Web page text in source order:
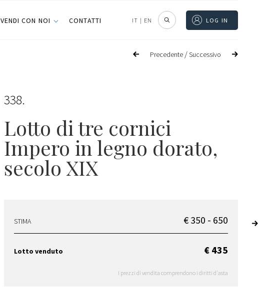
VENDI CON NOI CONTATTI IT | EN LOG IN
Precedente /Successivo
338
Lotto di tre cornici
Impero in legno dorato,
secolo XIX
STIMA € 350 - 650
Lotto venduto € 435
I prezzi di vendita comprendono i diritti d'asta